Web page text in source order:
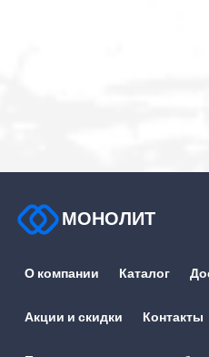
МОНОЛИТ
О компании Каталог
Акции и скидки Контакты